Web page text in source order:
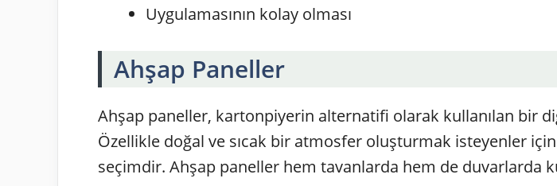
Uygulamasının kolay olması
Ahşap Paneller
Ahşap paneller, kartonpiyerin alternatifi olarak kullanılan bir
Özellikle doğal ve sıcak bir atmosfer oluşturmak isteyenler
seçimdir. Ahşap paneller hem tavanlarda hem de duvarlarda